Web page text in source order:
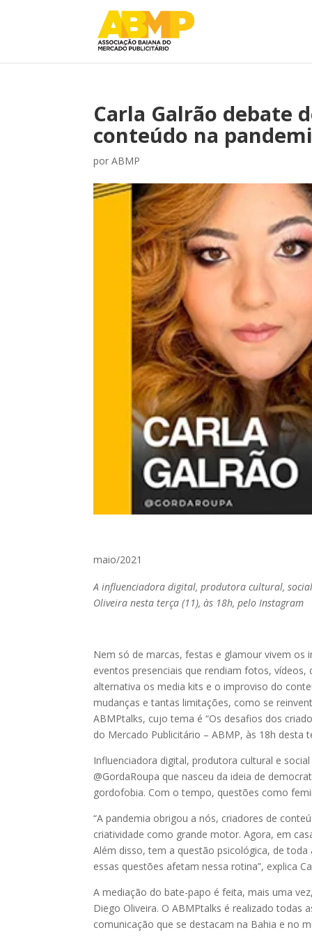
Carla Galrão debate
conteúdo na
porABMP
maio/2021
A influenciadora digital, produtora cultural,
Oliveira nesta terça (11), às 18h, pelo Instagram
Nem só de marcas, festas e glamour vivem os
eventos presenciais que rendiam fotos,
alternativa os media kits e o improviso do
mudanças e tantas limitações, como se
ABMPtalks, cujo tema é “Os desafios dos
do Mercado Publicitário – ABMP, às 18h desta
Influenciadora digital, produtora cultural e
@GordaRoupa que nasceu da ideia de
gordofobia. Com o tempo, questões como
“A pandemia obrigou a nós, criadores de
criatividade como grande motor. Agora, em
Além disso, tem a questão psicológica, de
essas questões afetam nessa rotina”, explica
A mediação do bate-papo é feita, mais uma
Diego Oliveira. O ABMPtalks é realizado todas
comunicação que se destacam na Bahia e no